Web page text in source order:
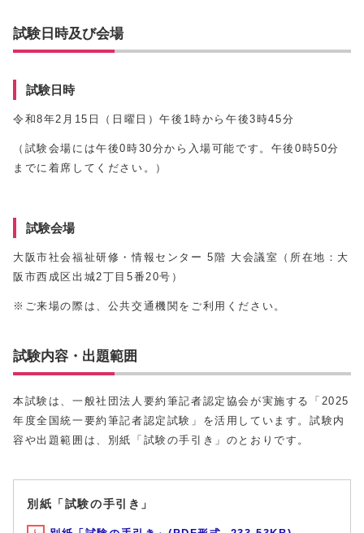
試験日時及び会場
試験日時
令和8年2月15日（日曜日）午後1時から午後3時45分
（試験会場には午後0時30分から入場可能です。午後0時50分
までに着席してください。）
試験会場
大阪市社会福祉研修・情報センター 5階 大会議室（所在地：大
阪市西成区出城2丁目5番20号）
※ご来場の際は、公共交通機関をご利用ください。
試験内容・出題範囲
本試験は、一般社団法人要約筆記者認定協会が実施する「2025
年度全国統一要約筆記者認定試験」を活用しています。試験内
容や出題範囲は、別紙「試験の手引き」のとおりです。
別紙「試験の手引き」